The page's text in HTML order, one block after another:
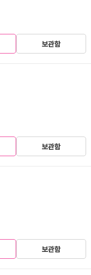
보관함
보관함
보관함